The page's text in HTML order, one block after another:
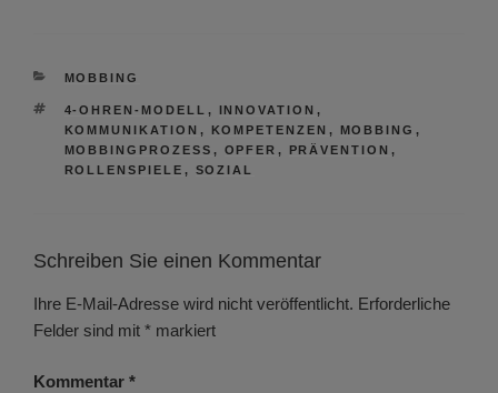
KATEGORIEN
MOBBING
SCHLAGWÖRTER
4-OHREN-MODELL , INNOVATION ,
KOMMUNIKATION , KOMPETENZEN , MOBBING ,
MOBBINGPROZESS , OPFER , PRÄVENTION ,
ROLLENSPIELE , SOZIAL
Schreiben Sie einen Kommentar
Ihre E-Mail-Adresse wird nicht veröffentlicht. Erforderliche
Felder sind mit * markiert
Kommentar *